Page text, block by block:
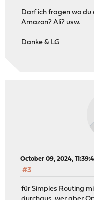
Darf ich fragen wo du
Amazon? Ali? usw.
Danke & LG
October 09, 2024,
#3
für Simples Routing